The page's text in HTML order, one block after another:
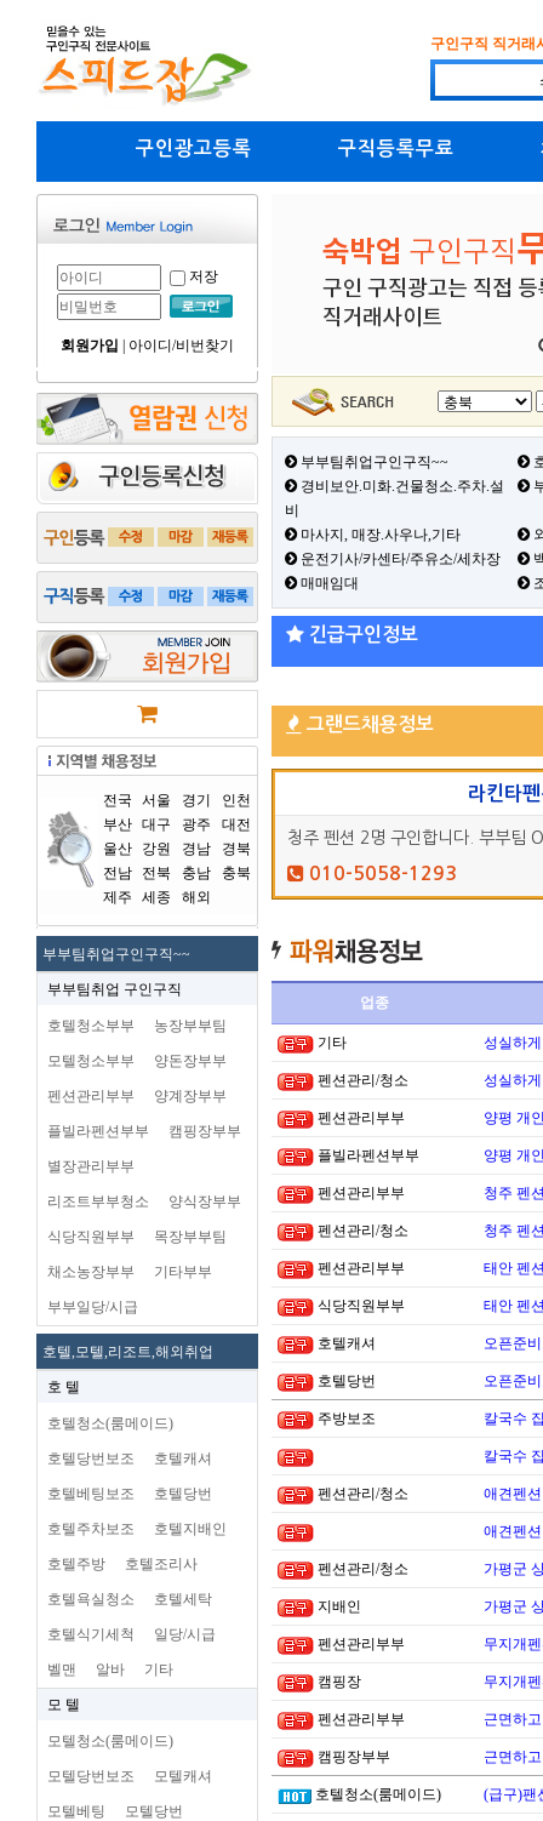
구인구직 직거래
구인광고등록 구직등록무료
저장
회원가입 아이디/비번찾기
전국 서울 경기
인천
부산 대구 광주
대전
울산
강원 경남
경북
전남
전북 충남
충북
제주
세종 해외
부부팀취업구인구직~~
부부팀취업 구인구직
호텔청소부부 농장부부팀
모텔청소부부 양돈장부부
펜션관리부부 양계장부부
플빌라펜션부부 캠핑장부부
별장관리부부
리조트부부청소 양식장부부
식당직원부부 목장부부팀
채소농장부부 기타부부
부부일당/시급
호텔,모텔,리조트,해외취업
호 텔
호텔청소(룸메이드)
호텔당번보조 호텔캐셔
호텔베팅보조 호텔당번
호텔주차보조 호텔지배인
호텔주방 호텔조리사
호텔욕실청소 호텔세탁
호텔식기세척 일당/시급
벨맨 알바 기타
모 텔
모텔청소(룸메이드)
모텔당번보조 모텔캐셔
모텔베팅 모텔당번
부부팀취업구인구직~~
경비보안.미화.건물청소.주차.설
비
마사지, 매장.사우나,기타
운전기사/카센타/주유소/세차장
매매임대
긴급구인정보
그랜드채용정보
라킨타
청주 펜션 2명 구인합니다. 부부팀
010-5058-1293
업종
기타 성실하
펜션관리/청소 성실하
펜션관리부부 양평 개
플빌라펜션부부 양평 개
펜션관리부부 청주 펜
펜션관리/청소 청주 펜
펜션관리부부 태안 펜
식당직원부부 태안 펜
호텔캐셔 오픈준
호텔당번 오픈준
주방보조 칼국수
칼국수
펜션관리/청소 애견펜
애견펜
펜션관리/청소 가평군
지배인 가평군
펜션관리부부 무지개
캠핑장 무지개
펜션관리부부 근면하
캠핑장부부 근면하
호텔청소(룸메이드) (급구)팬